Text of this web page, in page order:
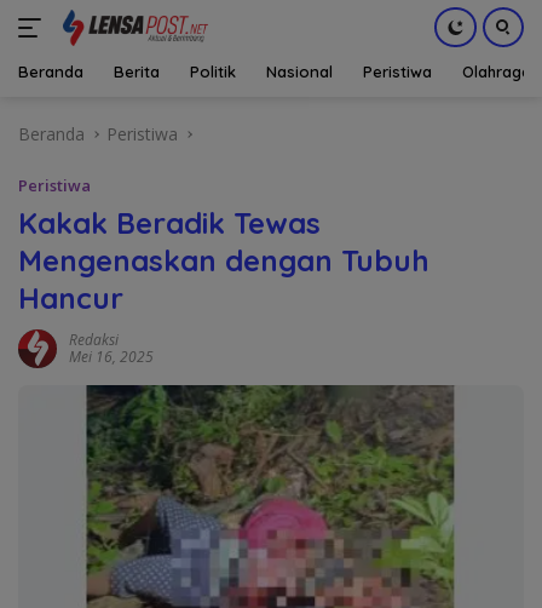
Beranda Berita Politik Nasional Peristiwa Olahraga
Beranda Peristiwa
Peristiwa
Kakak Beradik Tewas
Mengenaskan dengan Tubuh
Hancur
Redaksi
Mei 16, 2025